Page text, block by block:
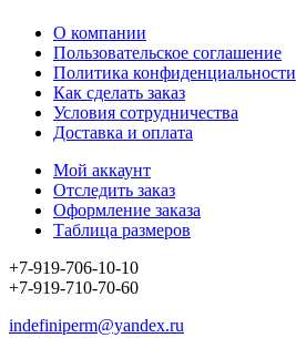
О компании
Пользовательское соглашение
Политика конфиденциальности
Как сделать заказ
Условия сотрудничества
Доставка и оплата
Мой аккаунт
Отследить заказ
Оформление заказа
Таблица размеров
+7-919-706-10-10
+7-919-710-70-60
indefiniperm@yandex.ru